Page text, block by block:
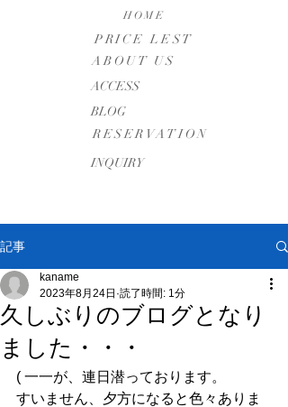
HOME
PRICE LEST
ABOUT US
​ACCESS
BLOG
RESERVATION
INQUIRY
記事
久しぶりのブログとなり
ました・・・
kaname
2023年8月24日 読了時間: 1分
( 一一が、連日潜っております。
すいません、夕方になると色々ありま